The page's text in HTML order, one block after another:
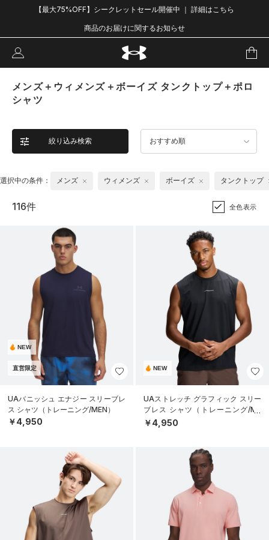
【最大75%OFF】シークレットセール開催中 ｜ 詳細はこちら
商品のお届けに関するお知らせ
メンズ＋ウィメンズ＋ボーイズ タンクトップ＋ポロ
シャツ
絞り込み検索 おすすめ順
選択中の条件： メンズ ウィメンズ ボーイズ タンクトップ
116件 全色表示
NEW
直営限定
UAバニッシュ エナジー スリーブレ
ス シャツ（トレーニング/MEN）
￥4,950
NEW
UAストレッチ グラフィック スリー
ブレス シャツ（トレーニング/ME
N）
￥4,950